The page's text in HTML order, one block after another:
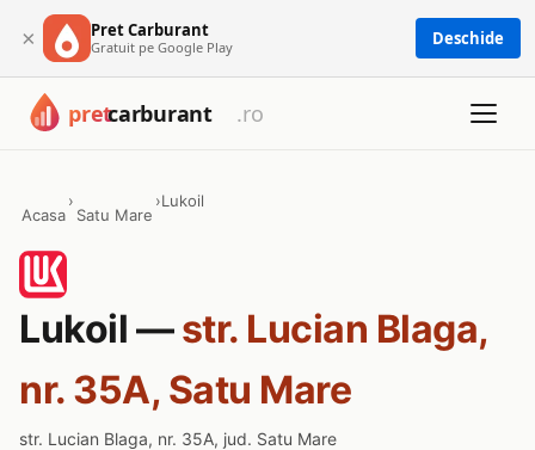
× Pret Carburant
Gratuit pe Google Play Deschide
Acasa
›
Satu Mare
›Lukoil
Lukoil —str. Lucian Blaga,
nr. 35A, Satu Mare
str. Lucian Blaga, nr. 35A, jud. Satu Mare